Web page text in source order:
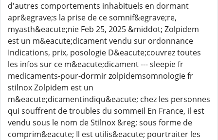
d'autres comportements inhabituels en dormant
apr&egrave;s la prise de ce somnif&egrave;re,
myasth&eacute;nie Feb 25, 2025 &middot; Zolpidem
est un m&eacute;dicament vendu sur ordonnance
Indications, prix, posologie D&eacute;couvrez toutes
les infos sur ce m&eacute;dicament --- sleepie fr
medicaments-pour-dormir zolpidemsomnologie fr
stilnox Zolpidem est un
m&eacute;dicamentindiqu&eacute; chez les personnes
qui souffrent de troubles du sommeil En France, il est
vendu sous le nom de Stilnox &reg; sous forme de
comprim&eacute; Il est utilis&eacute; pourtraiter les